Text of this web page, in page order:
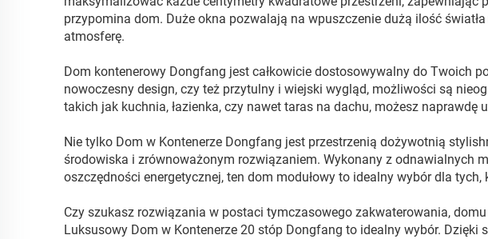
przypomina dom. Duże okna pozwalają na wpuszczenie dużą ilość
atmosferę.
Dom kontenerowy Dongfang jest całkowicie dostosowywalny do Twoich
nowoczesny design, czy też przytulny i wiejski wygląd, możliwości są
takich jak kuchnia, łazienka, czy nawet taras na dachu, możesz naprawdę
Nie tylko Dom w Kontenerze Dongfang jest przestrzenią dożywotnią
środowiska i zrównoważonym rozwiązaniem. Wykonany z odnawialnych
oszczędności energetycznej, ten dom modułowy to idealny wybór dla
Czy szukasz rozwiązania w postaci tymczasowego zakwaterowania,
Luksusowy Dom w Kontenerze 20 stóp Dongfang to idealny wybór. Dzięki